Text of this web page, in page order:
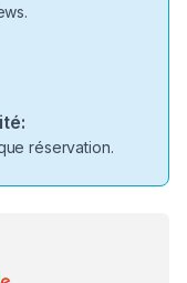
réservation.